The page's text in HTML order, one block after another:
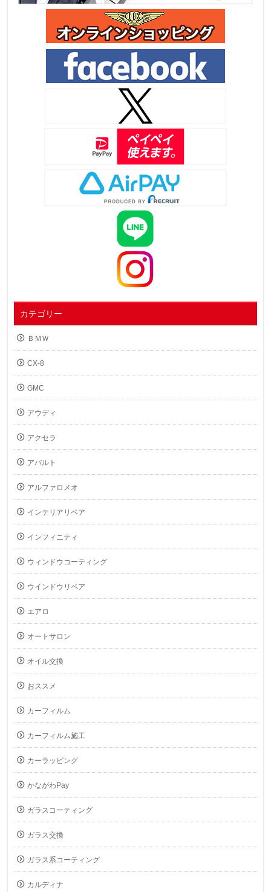
カテゴリー
ＢＭＷ
CX-8
GMC
アウディ
アクセラ
アバルト
アルファロメオ
インテリアリペア
インフィニティ
ウィンドウコーティング
ウインドウリペア
エアロ
オートサロン
オイル交換
おススメ
カーフィルム
カーフィルム施工
カーラッピング
かながわPay
ガラスコーティング
ガラス交換
ガラス系コーティング
カルディナ